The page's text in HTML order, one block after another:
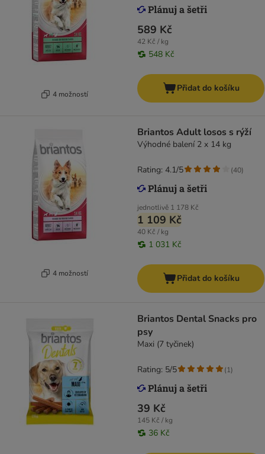
4 možností
589 Kč
42 Kč / kg
548 Kč
Přidat do košíku
4 možností
Briantos Adult losos s rýží
Výhodné balení 2 x 14 kg
jednotlivě 1 178 Kč
1 109 Kč
40 Kč / kg
1 031 Kč
Rating: 4.1/5 (40)
Přidat do košíku
Briantos Dental Snacks pro
psy
Maxi (7 tyčinek)
39 Kč
145 Kč / kg
36 Kč
Rating: 5/5 (1)